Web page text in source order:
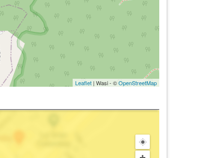
Leaflet | Wasi - ©OpenStreetMap